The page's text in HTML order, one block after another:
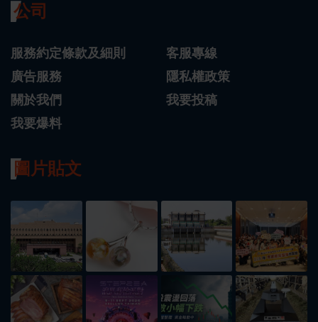
公司
服務約定條款及細則
客服專線
廣告服務
隱私權政策
關於我們
我要投稿
我要爆料
圖片貼文